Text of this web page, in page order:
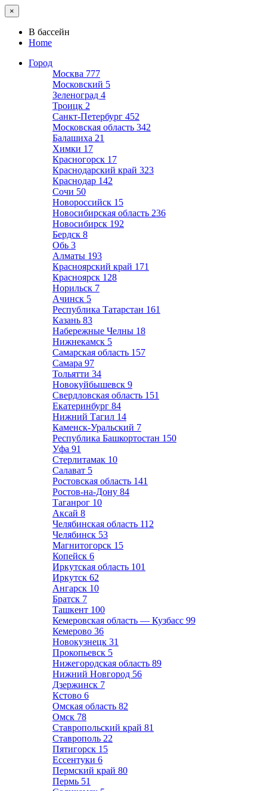
×
В бассейн
Home
Город
Москва 777
Московский 5
Зеленоград 4
Троицк 2
Санкт-Петербург 452
Московская область 342
Балашиха 21
Химки 17
Красногорск 17
Краснодарский край 323
Краснодар 142
Сочи 50
Новороссийск 15
Новосибирская область 236
Новосибирск 192
Бердск 8
Обь 3
Алматы 193
Красноярский край 171
Красноярск 128
Норильск 7
Ачинск 5
Республика Татарстан 161
Казань 83
Набережные Челны 18
Нижнекамск 5
Самарская область 157
Самара 97
Тольятти 34
Новокуйбышевск 9
Свердловская область 151
Екатеринбург 84
Нижний Тагил 14
Каменск-Уральский 7
Республика Башкортостан 150
Уфа 91
Стерлитамак 10
Салават 5
Ростовская область 141
Ростов-на-Дону 84
Таганрог 10
Аксай 8
Челябинская область 112
Челябинск 53
Магнитогорск 15
Копейск 6
Иркутская область 101
Иркутск 62
Ангарск 10
Братск 7
Ташкент 100
Кемеровская область — Кузбасс 99
Кемерово 36
Новокузнецк 31
Прокопьевск 5
Нижегородская область 89
Нижний Новгород 56
Дзержинск 7
Кстово 6
Омская область 82
Омск 78
Ставропольский край 81
Ставрополь 22
Пятигорск 15
Ессентуки 6
Пермский край 80
Пермь 51